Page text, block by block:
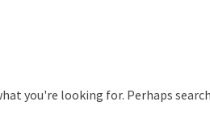
you're looking for. Perhaps